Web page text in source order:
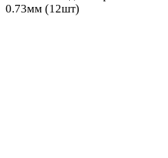
0.73мм (12шт)